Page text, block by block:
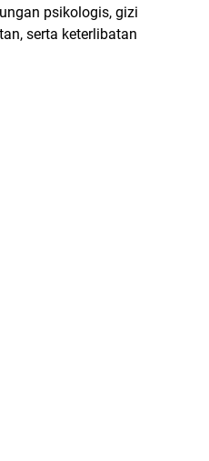
psikologis, gizi
serta keterlibatan